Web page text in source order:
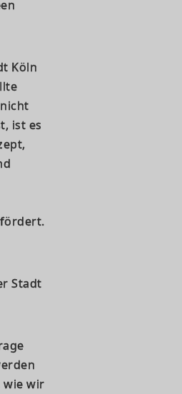
Köln
ist es
Stadt
wie wir